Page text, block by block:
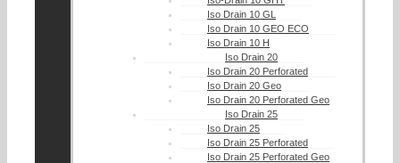
Iso Drain 10 GL
Iso Drain 10 GEO ECO
Iso Drain 10 H
Iso Drain 20
Iso Drain 20 Perforated
Iso Drain 20 Geo
Iso Drain 20 Perforated Geo
Iso Drain 25
Iso Drain 25
Iso Drain 25 Perforated
Iso Drain 25 Perforated Geo